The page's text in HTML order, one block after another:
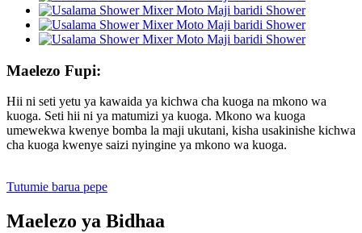
Maelezo Fupi:
Hii ni seti yetu ya kawaida ya kichwa cha kuoga na mkono wa
kuoga. Seti hii ni ya matumizi ya kuoga. Mkono wa kuoga
umewekwa kwenye bomba la maji ukutani, kisha usakinishe kichwa
cha kuoga kwenye saizi nyingine ya mkono wa kuoga.
Tutumie barua pepe
Maelezo ya Bidhaa